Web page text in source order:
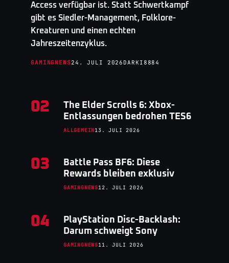
Access verfügbar ist. Statt Schwertkampf
gibt es Siedler-Management, Folklore-
Kreaturen und einen echten
Jahreszeitenzyklus.
GAMINGNEWS24. JULI 2026 DARKI8884
02
The Elder Scrolls 6: Xbox-
Entlassungen bedrohen TES6
ALLGEMEIN13. JULI 2026
03
Battle Pass BF6: Diese
Rewards bleiben exklusiv
GAMINGNEWS12. JULI 2026
04
PlayStation Disc-Backlash:
Darum schweigt Sony
GAMINGNEWS11. JULI 2026